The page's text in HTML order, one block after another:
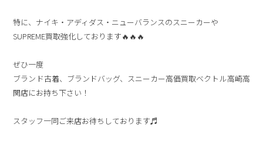
特に、ナイキ・アディダス・ニューバランスのスニーカーや
SUPREME買取強化しております🔥🔥🔥
ぜひ一度
ブランド古着、ブランドバッグ、スニーカー高価買取ベクトル高崎高
関店にお持ち下さい！
スタッフ一同ご来店お待ちしております♬